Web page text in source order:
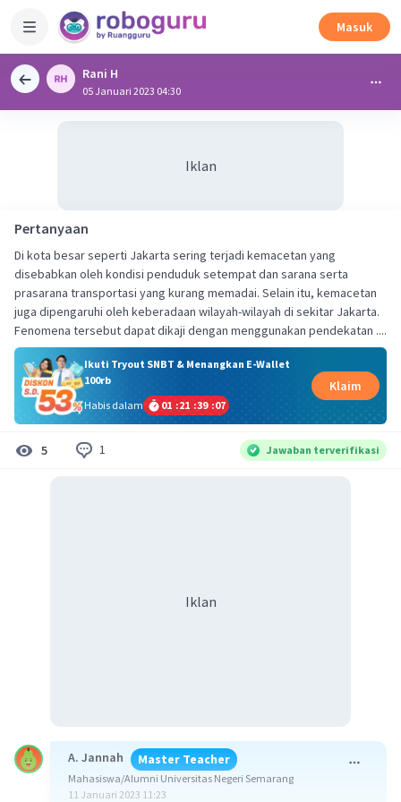
Masuk
Rani H
05 Januari 2023 04:30
Iklan
Pertanyaan
Di kota besar seperti Jakarta sering terjadi kemacetan yang
disebabkan oleh kondisi penduduk setempat dan sarana serta
prasarana transportasi yang kurang memadai. Selain itu, kemacetan
juga dipengaruhi oleh keberadaan wilayah-wilayah di sekitar Jakarta.
Fenomena tersebut dapat dikaji dengan menggunakan pendekatan ....
Ikuti Tryout SNBT & Menangkan E-Wallet
100rb
Habis dalam
01 :21 :39 :07
Klaim
5 1 Jawaban terverifikasi
Iklan
A. Jannah Master Teacher
Mahasiswa/Alumni Universitas Negeri Semarang
11 Januari 2023 11:23